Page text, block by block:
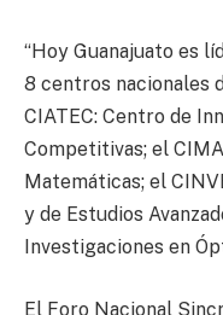
“Hoy Guanajuato es
8 centros nacionales
CIATEC: Centro de
Competitivas; el
Matemáticas; el
y de Estudios
Investigaciones en
El Foro Nacional